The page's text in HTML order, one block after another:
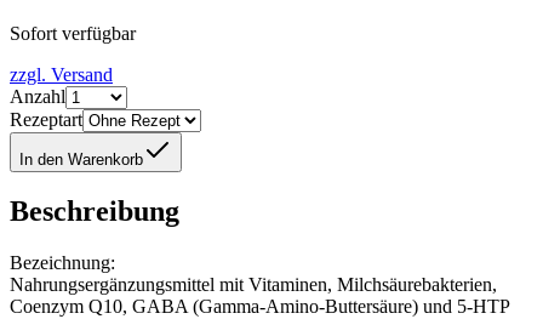
Sofort verfügbar
zzgl. Versand
Anzahl
Rezeptart
In den Warenkorb
Beschreibung
Bezeichnung:
Nahrungsergänzungsmittel mit Vitaminen, Milchsäurebakterien,
Coenzym Q10, GABA (Gamma-Amino-Buttersäure) und 5-HTP